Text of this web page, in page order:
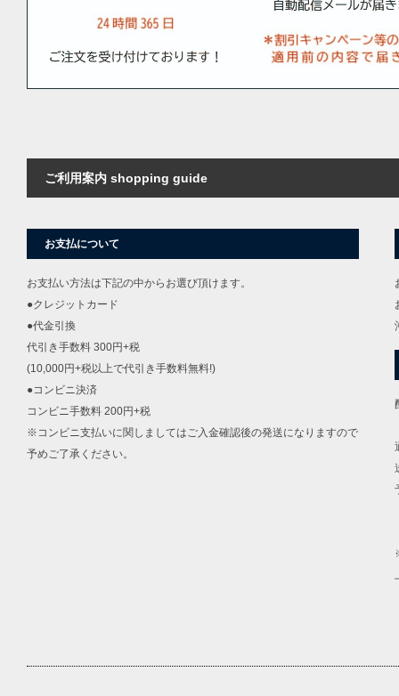
ご利用案内 shopping guide
お支払について
お支払い方法は下記の中からお選び頂けます。
●クレジットカード
●代金引換
代引き手数料 300円+税
(10,000円+税以上で代引き手数料無料!)
●コンビニ決済
コンビニ手数料 200円+税
※コンビニ支払いに関しましてはご入金確認後の発送になりますので
予めご了承ください。